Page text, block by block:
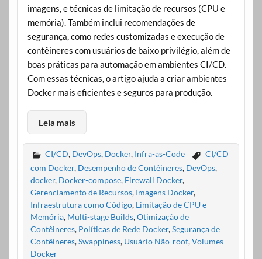
imagens, e técnicas de limitação de recursos (CPU e
memória). Também inclui recomendações de
segurança, como redes customizadas e execução de
contêineres com usuários de baixo privilégio, além de
boas práticas para automação em ambientes CI/CD.
Com essas técnicas, o artigo ajuda a criar ambientes
Docker mais eficientes e seguros para produção.
Leia mais
CI/CD, DevOps, Docker, Infra-as-Code
CI/CD
com Docker, Desempenho de Contêineres, DevOps,
docker, Docker-compose, Firewall Docker,
Gerenciamento de Recursos, Imagens Docker,
Infraestrutura como Código, Limitação de CPU e
Memória, Multi-stage Builds,Otimização de
Contêineres, Políticas de Rede Docker,Segurança de
Contêineres,Swappiness, Usuário Não-root,Volumes
Docker